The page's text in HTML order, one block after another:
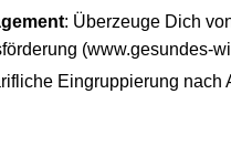
: Überzeuge Dich
(www.gesundes-
Eingruppierung nach